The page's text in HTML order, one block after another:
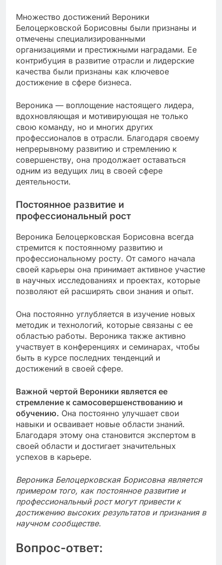
Множество достижений Вероники
Белоцерковской Борисовны были признаны и
отмечены специализированными
организациями и престижными наградами. Ее
контрибуция в развитие отрасли и лидерские
качества были признаны как ключевое
достижение в сфере бизнеса.
Вероника — воплощение настоящего лидера,
вдохновляющая и мотивирующая не только
свою команду, но и многих других
профессионалов в отрасли. Благодаря своему
непрерывному развитию и стремлению к
совершенству, она продолжает оставаться
одним из ведущих лиц в своей сфере
деятельности.
Постоянное развитие и
профессиональный рост
Вероника Белоцерковская Борисовна всегда
стремится к постоянному развитию и
профессиональному росту. От самого начала
своей карьеры она принимает активное участие
в научных исследованиях и проектах, которые
позволяют ей расширять свои знания и опыт.
Она постоянно углубляется в изучение новых
методик и технологий, которые связаны с ее
областью работы. Вероника также активно
участвует в конференциях и семинарах, чтобы
быть в курсе последних тенденций и
достижений в своей сфере.
Важной чертой Вероники является ее
стремление к самосовершенствованию и
обучению. Она постоянно улучшает свои
навыки и осваивает новые области знаний.
Благодаря этому она становится экспертом в
своей области и достигает значительных
успехов в карьере.
Вероника Белоцерковская Борисовна является
примером того, как постоянное развитие и
профессиональный рост могут привести к
достижению высоких результатов и признания в
научном сообществе.
Вопрос-ответ: